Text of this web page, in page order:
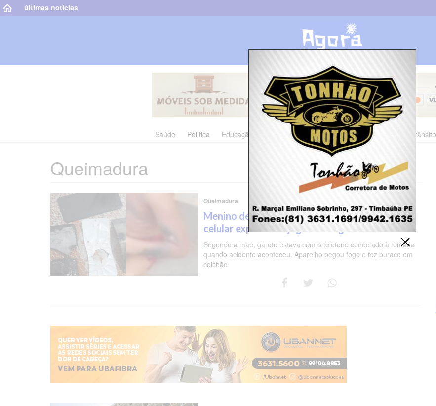
últimas notícias
Saúde Política Educação Cultura Polícia Economia Trânsito
Queimadura
Queimadura
Menino de 6 anos tem corpo queimado após
celular explodir ao jogar videogame no Recife
Segundo a mãe, garoto estava com o telefone conectado à tomada
quando acidente aconteceu. Aparelho pegou fogo e fez buraco em
colchão.